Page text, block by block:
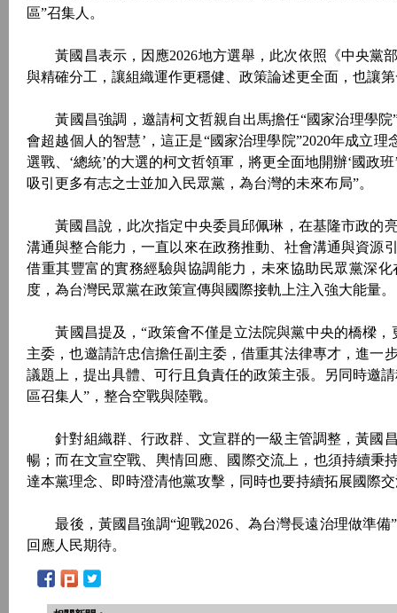
區”召集人。
黃國昌表示，因應2026地方選舉，此次依照《中央黨
與精確分工，讓組織運作更穩健、政策論述更全面，也讓
黃國昌強調，邀請柯文哲親自出馬擔任“國家治理學院
會超越個人的智慧’，這正是“國家治理學院”2020年成立
選戰、‘總統’的大選的柯文哲領軍，將更全面地開辦‘國政
吸引更多有志之士並加入民眾黨，為台灣的未來布局”。
黃國昌說，此次指定中央委員邱佩琳，在基隆市政的
溝通與整合能力，一直以來在政務推動、社會溝通與資源
借重其豐富的實務經驗與協調能力，未來協助民眾黨深
度，為台灣民眾黨在政策宣傳與國際接軌上注入強大能量。
黃國昌提及，“政策會不僅是立法院與黨中央的橋樑，
主委，也邀請許忠信擔任副主委，借重其法律專才，進一
議題上，提出具體、可行且負責任的政策主張。另同時邀
區召集人”，整合空戰與陸戰。
針對組織群、行政群、文宣群的一級主管調整，黃國昌
暢；而在文宣空戰、輿情回應、國際交流上，也須持續秉
達本黨理念、即時澄清他黨攻擊，同時也要持續拓展國際
最後，黃國昌強調“迎戰2026、為台灣長遠治理做準備
回應人民期待。